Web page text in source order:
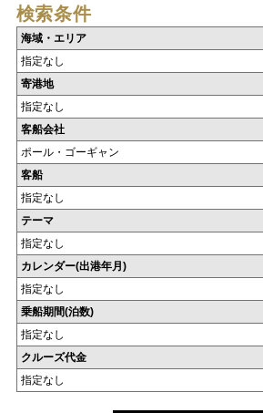
検索条件
海域・エリア
指定なし
寄港地
指定なし
客船会社
ポール・ゴーギャン
客船
指定なし
テーマ
指定なし
カレンダー(出港年月)
指定なし
乗船期間(泊数)
指定なし
クルーズ代金
指定なし